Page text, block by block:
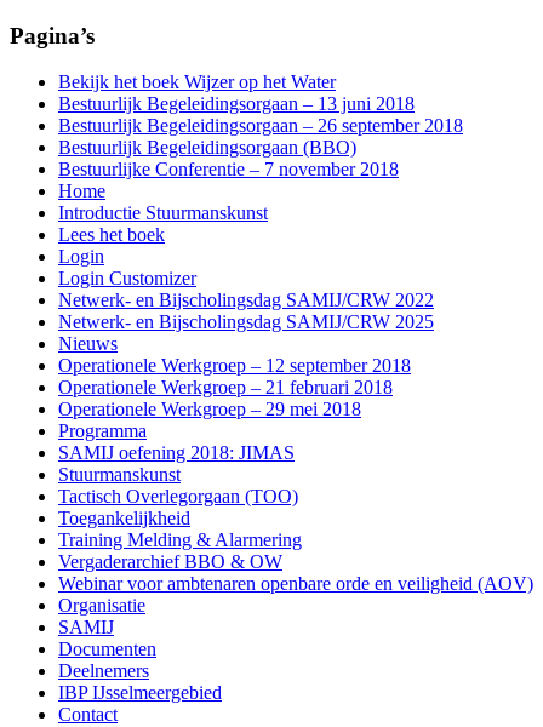
Pagina’s
Bekijk het boek Wijzer op het Water
Bestuurlijk Begeleidingsorgaan – 13 juni 2018
Bestuurlijk Begeleidingsorgaan – 26 september 2018
Bestuurlijk Begeleidingsorgaan (BBO)
Bestuurlijke Conferentie – 7 november 2018
Home
Introductie Stuurmanskunst
Lees het boek
Login
Login Customizer
Netwerk- en Bijscholingsdag SAMIJ/CRW 2022
Netwerk- en Bijscholingsdag SAMIJ/CRW 2025
Nieuws
Operationele Werkgroep – 12 september 2018
Operationele Werkgroep – 21 februari 2018
Operationele Werkgroep – 29 mei 2018
Programma
SAMIJ oefening 2018: JIMAS
Stuurmanskunst
Tactisch Overlegorgaan (TOO)
Toegankelijkheid
Training Melding & Alarmering
Vergaderarchief BBO & OW
Webinar voor ambtenaren openbare orde en veiligheid (AOV)
Organisatie
SAMIJ
Documenten
Deelnemers
IBP IJsselmeergebied
Contact